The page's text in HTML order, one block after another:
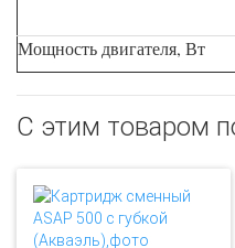
Мощность двигателя, Вт
С этим товаром